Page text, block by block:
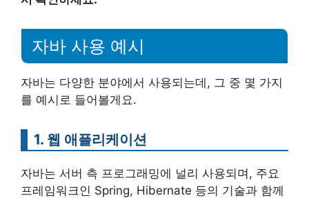
자바 사용 예시
자바는 다양한 분야에서 사용되는데, 그 중 몇 가지
를 예시로 들어볼게요.
1. 웹 애플리케이션
자바는 서버 측 프로그래밍에 널리 사용되며, 주요
프레임워크인 Spring, Hibernate 등의 기술과 함께